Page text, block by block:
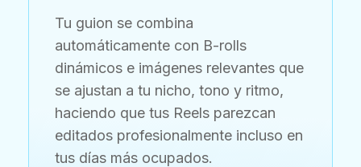
Tu guion se combina
automáticamente con B-rolls
dinámicos e imágenes relevantes que
se ajustan a tu nicho, tono y ritmo,
haciendo que tus Reels parezcan
editados profesionalmente incluso en
tus días más ocupados.